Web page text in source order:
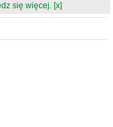
się więcej. [x]